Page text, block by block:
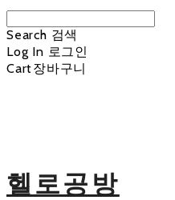
Search 검색
Log In 로그인
Cart장바구니
헬로공방